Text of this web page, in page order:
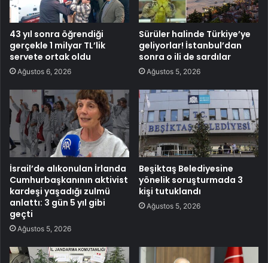
43 yıl sonra öğrendiği
gerçekle 1 milyar TL’lik
servete ortak oldu
Ağustos 6, 2026
Sürüler halinde Türkiye’ye
geliyorlar! İstanbul’dan
sonra o ili de sardılar
Ağustos 5, 2026
İsrail’de alıkonulan İrlanda
Cumhurbaşkanının aktivist
kardeşi yaşadığı zulmü
anlattı: 3 gün 5 yıl gibi
geçti
Ağustos 5, 2026
Beşiktaş Belediyesine
yönelik soruşturmada 3
kişi tutuklandı
Ağustos 5, 2026